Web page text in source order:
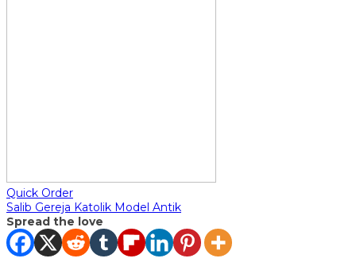
Quick Order
Salib Gereja Katolik Model Antik
Spread the love